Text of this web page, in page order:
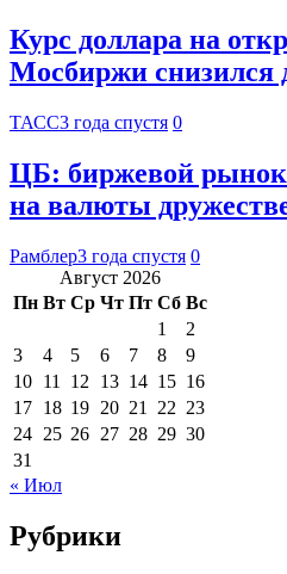
Курс доллара на
Мосбиржи снизился
ТАСС3 года спустя 0
ЦБ: биржевой
на валюты
Рамблер3 года спустя 0
Август 2026
Пн Вт Ср Чт Пт Сб Вс
1
2
3
4 5 6 7 8
9
10 11 12 13 14 15 16
17 18 19 20 21 22 23
24 25 26 27 28 29 30
31
« Июл
Рубрики